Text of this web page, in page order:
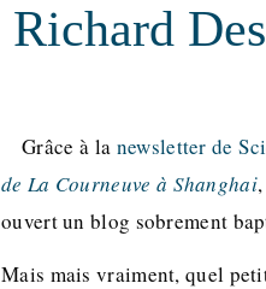
Richard
Grâce à la newsletter de
de La Courneuve à Shanghai
ouvert un blog sobrement
Mais mais vraiment, quel